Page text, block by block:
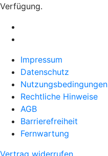
Verfügung.
Impressum
Datenschutz
Nutzungsbedingungen
Rechtliche Hinweise
AGB
Barrierefreiheit
Fernwartung
Vertrag widerrufen